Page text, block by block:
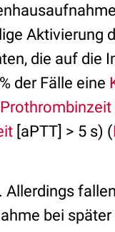
Aktivierung
die auf die
der Fälle eine
Prothrombinzeit
[aPTT] > 5 s) (
Allerdings
bei